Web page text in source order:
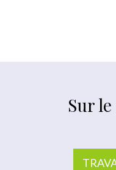
Sur